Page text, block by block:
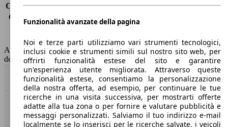
Consumo (extra-urbano) 4.7 l/100km
Consumo (combinato)*
5.2 l/100km
Capacità del serbatoio
53 l
AutoScout24 non si assume alcuna responsabilità per la correttezza
dei dati.
Torna su
Benvenuti su AutoScout24, il mercato auto europeo.
Funzionalità avanzate della pagina
Noi e terze parti utilizziamo vari strumenti tecnologici,
inclusi cookie e strumenti simili sul nostro sito web, per
offrirti funzionalità estese del sito e garantire
un'esperienza utente migliorata. Attraverso queste
funzionalità estese, consentiamo la personalizzazione
della nostra offerta, ad esempio, per continuare le tue
ricerche in una visita successiva, per mostrarti offerte
adatte alla tua zona o per fornire e valutare pubblicità e
messaggi personalizzati. Salviamo il tuo indirizzo e-mail
localmente se lo inserisci per le ricerche salvate, i veicoli